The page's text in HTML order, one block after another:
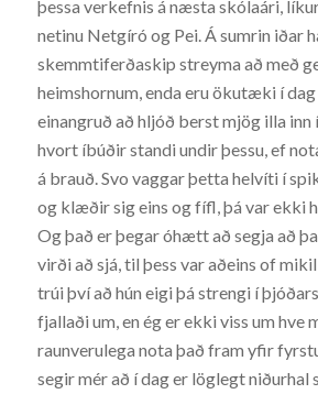
þessa verkefnis á næsta skólaári,
netinu Netgíró og Pei. Á sumrin iðar
skemmtiferðaskip streyma að með
heimshornum, enda eru ökutæki í
einangruð að hljóð berst mjög illa inn
hvort íbúðir standi undir þessu, ef
á brauð. Svo vaggar þetta helvíti í
og klæðir sig eins og fífl, þá var ekki
Og það er þegar óhætt að segja að
virði að sjá, til þess var aðeins of
trúi því að hún eigi þá strengi í
fjallaði um, en ég er ekki viss um hve
raunverulega nota það fram yfir
segir mér að í dag er löglegt niðurhal